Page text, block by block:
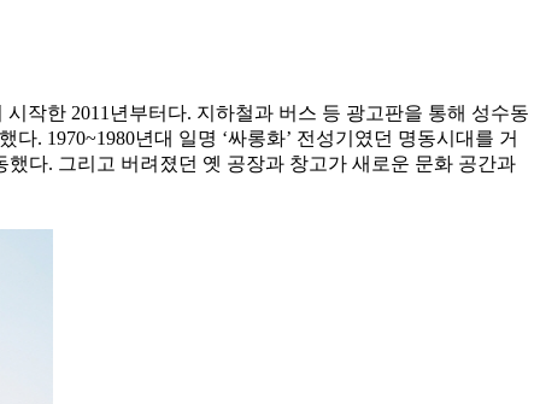
작한 2011년부터다. 지하철과 버스 등 광고판을 통해 성수동
. 1970~1980년대 일명 ‘싸롱화’ 전성기였던 명동시대를 거
다. 그리고 버려졌던 옛 공장과 창고가 새로운 문화 공간과